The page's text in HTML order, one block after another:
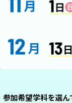
参加希望学科を選